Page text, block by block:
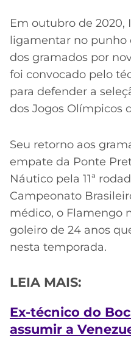
Em outubro de 2020,
ligamentar no punho
dos gramados por
foi convocado pelo
para defender a
dos Jogos Olímpicos
Seu retorno aos
empate da Ponte
Náutico pela 11ª
Campeonato
médico, o Flamengo
goleiro de 24 anos
nesta temporada.
LEIA MAIS:
Ex-técnico do
assumir a